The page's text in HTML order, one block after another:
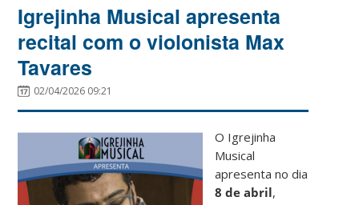
Igrejinha Musical apresenta
recital com o violonista Max
Tavares
02/04/2026 09:21
O Igrejinha
Musical
apresenta no dia
8 de abril,